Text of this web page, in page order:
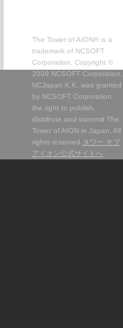
The Tower of AION® is a
trademark of NCSOFT
Corporation. Copyright ©
2009 NCSOFT Corporation.
NCJapan K.K. was granted
by NCSOFT Corporation
the right to publish,
distribute and transmit The
Tower of AION in Japan. All
rights reserved. タワー オブ
アイオン公式サイトへ